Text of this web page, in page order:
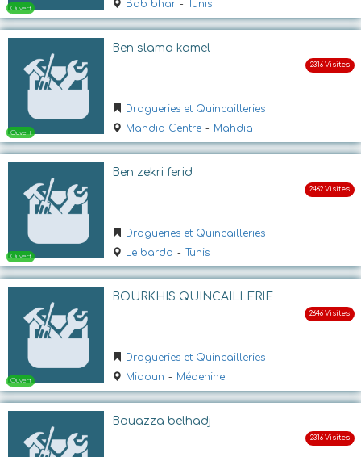
Ouvert
Bab bhar - Tunis
Ben slama kamel
Drogueries et Quincailleries
Mahdia Centre - Mahdia
Ben zekri ferid
Drogueries et Quincailleries
Le bardo - Tunis
BOURKHIS QUINCAILLERIE
Drogueries et Quincailleries
Midoun - Médenine
Bouazza belhadj